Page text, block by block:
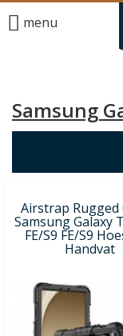
menu
Samsung
Airstrap Rugged
Samsung Galaxy
FE/S9 FE/S9
Handvat